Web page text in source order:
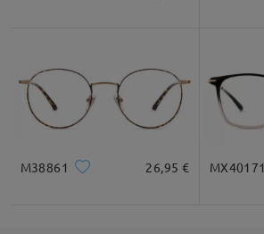
M38861 26,95 € MX40171